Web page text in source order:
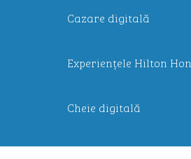
Cazare digitală
Experiențele Hilton
Cheie digitală